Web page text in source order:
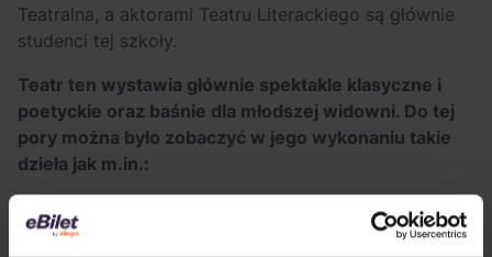
Teatralna, a aktorami Teatru Literackiego są głównie
studenci tej szkoły.
Teatr ten wystawia głównie spektakle klasyczne i
poetyckie oraz baśnie dla młodszej widowni. Do tej
pory można było zobaczyć w jego wykonaniu takie
dzieła jak m.in.:
“Bo nie jest światło by pod korcem stało…” (Cyprian
Kamil Norwid),